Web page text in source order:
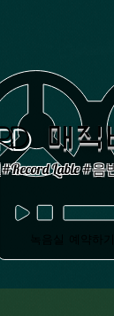
매직
Lable #